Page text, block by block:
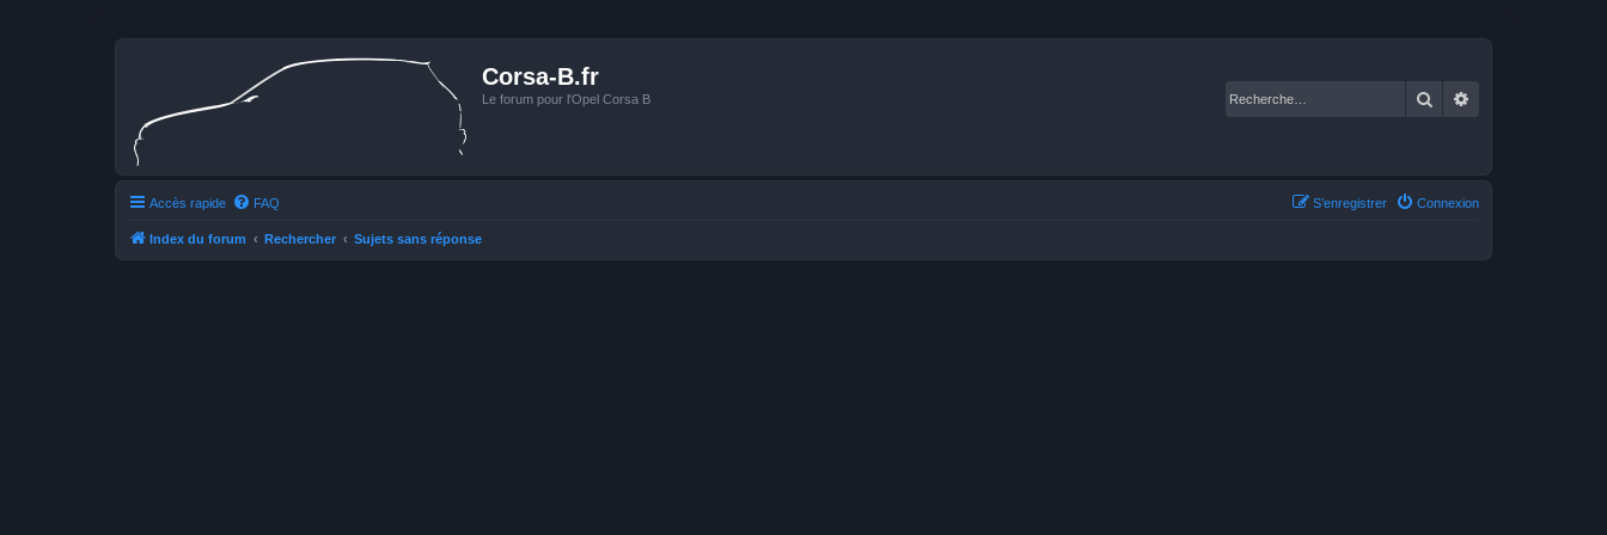
Corsa-B.fr
Le forum pour l'Opel Corsa B Rechercher
Accès rapide FAQ Connexion
S’enregistrer
Index du forum Rechercher Sujets sans réponse